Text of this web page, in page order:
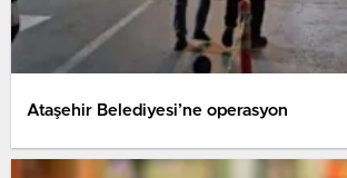
Ataşehir Belediyesi’ne operasyon